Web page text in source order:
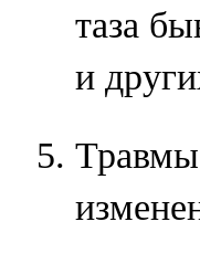
таза
и
Травмы